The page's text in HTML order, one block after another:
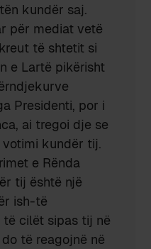
kundër saj.
për mediat vetë
të shtetit si
e Lartë pikërisht
Presidenti, por i
ai tregoi dje se
kundër tij.
e Rënda
tij është një
ish-të
cilët sipas tij në
të reagojnë në